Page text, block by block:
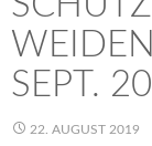
SEPT.
22. AUGUST 2019